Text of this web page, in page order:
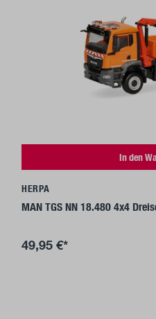
In den
HERPA
MAN TGS NN 18.480 4x4
49,95 €*